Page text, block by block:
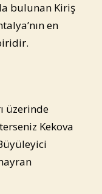
bulunan Kiriş
en
üzerinde
Kekova